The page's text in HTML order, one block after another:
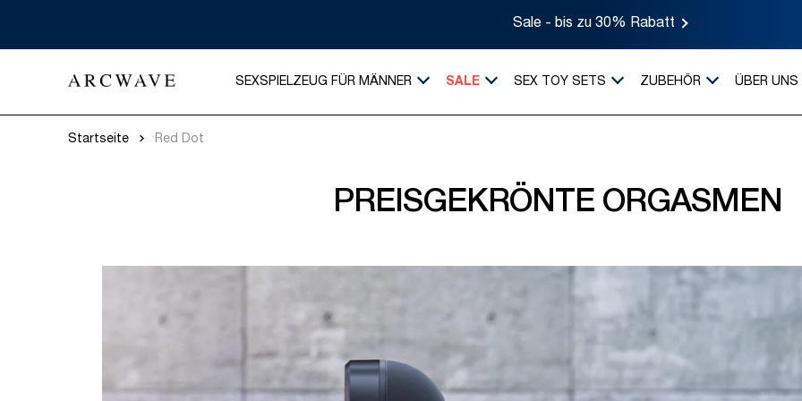
Sale - bis zu 30% Rabatt
SEXSPIELZEUG FÜR MÄNNER SALE SEX TOY SETS ZUBEHÖR ÜBER UNS
Startseite Red Dot
PREISGEKRÖNTE ORGASMEN ​